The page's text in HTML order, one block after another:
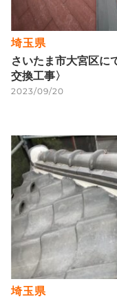
埼玉県
さいたま市大宮区に
交換工事〉
2023/09/20
埼玉県